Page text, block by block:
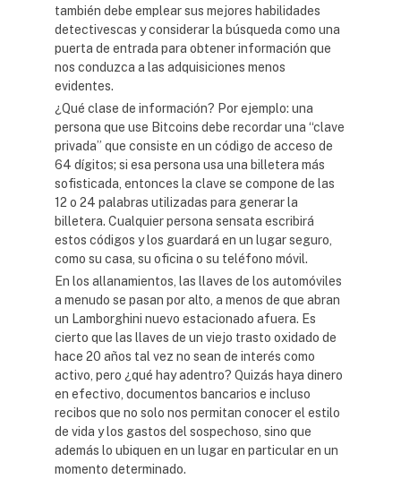
también debe emplear sus mejores habilidades
detectivescas y considerar la búsqueda como una
puerta de entrada para obtener información que
nos conduzca a las adquisiciones menos
evidentes.
¿Qué clase de información? Por ejemplo: una
persona que use Bitcoins debe recordar una “clave
privada” que consiste en un código de acceso de
64 dígitos; si esa persona usa una billetera más
sofisticada, entonces la clave se compone de las
12 o 24 palabras utilizadas para generar la
billetera. Cualquier persona sensata escribirá
estos códigos y los guardará en un lugar seguro,
como su casa, su oficina o su teléfono móvil.
En los allanamientos, las llaves de los automóviles
a menudo se pasan por alto, a menos de que abran
un Lamborghini nuevo estacionado afuera. Es
cierto que las llaves de un viejo trasto oxidado de
hace 20 años tal vez no sean de interés como
activo, pero ¿qué hay adentro? Quizás haya dinero
en efectivo, documentos bancarios e incluso
recibos que no solo nos permitan conocer el estilo
de vida y los gastos del sospechoso, sino que
además lo ubiquen en un lugar en particular en un
momento determinado.